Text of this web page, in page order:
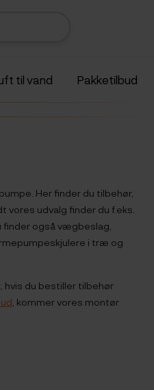
til vand Pakketilbud
Her finder du tilbehør,
vores udvalg finder du f.eks.
finder også vægbeslag,
i træ og
hvis du bestiller tilbehør
, kommer vores montør